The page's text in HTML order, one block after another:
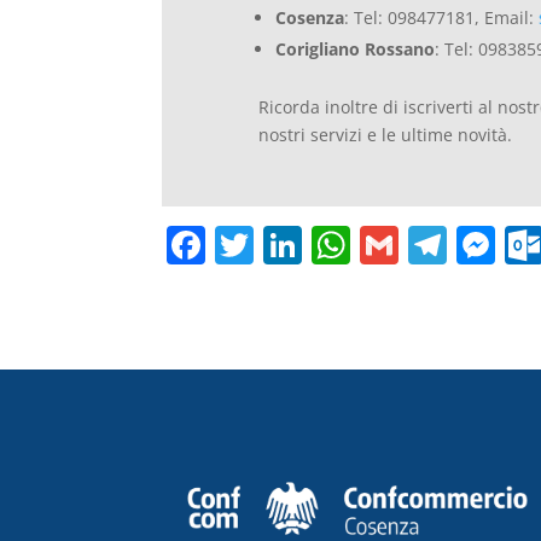
Cosenza: Tel: 098477181, Email:
Corigliano Rossano: Tel:
Ricorda inoltre di iscriverti al
nostri servizi e le ultime novità.
F
e
k
T
er
Li
e
W
s
p
G
l
T
gr
M
e
er